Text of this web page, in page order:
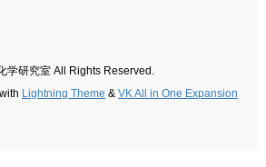
学研究室 All Rights Reserved.
with Lightning Theme & VK All in One Expansion